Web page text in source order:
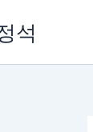
석